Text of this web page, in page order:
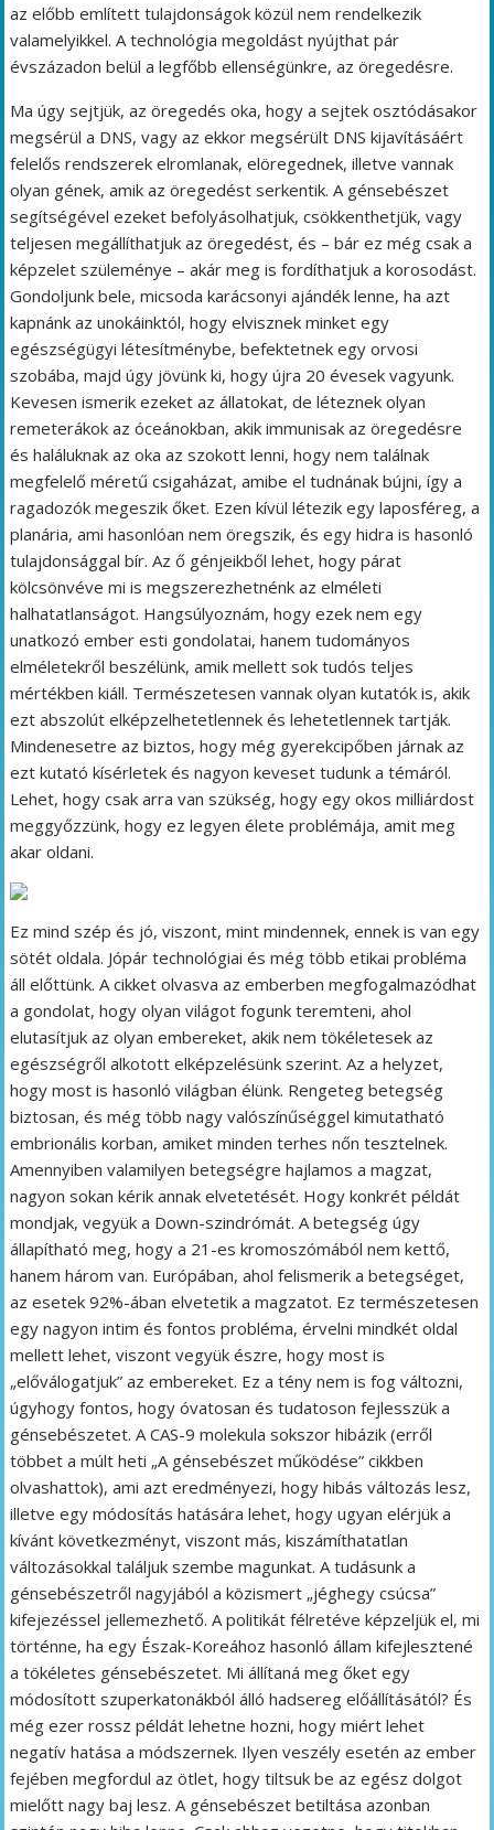
az előbb említett tulajdonságok közül nem rendelkezik
valamelyikkel. A technológia megoldást nyújthat pár
évszázadon belül a legfőbb ellenségünkre, az öregedésre.
Ma úgy sejtjük, az öregedés oka, hogy a sejtek osztódásakor
megsérül a DNS, vagy az ekkor megsérült DNS kijavításáért
felelős rendszerek elromlanak, elöregednek, illetve vannak
olyan gének, amik az öregedést serkentik. A génsebészet
segítségével ezeket befolyásolhatjuk, csökkenthetjük, vagy
teljesen megállíthatjuk az öregedést, és – bár ez még csak a
képzelet szüleménye – akár meg is fordíthatjuk a korosodást.
Gondoljunk bele, micsoda karácsonyi ajándék lenne, ha azt
kapnánk az unokáinktól, hogy elvisznek minket egy
egészségügyi létesítménybe, befektetnek egy orvosi
szobába, majd úgy jövünk ki, hogy újra 20 évesek vagyunk.
Kevesen ismerik ezeket az állatokat, de léteznek olyan
remeterákok az óceánokban, akik immunisak az öregedésre
és haláluknak az oka az szokott lenni, hogy nem találnak
megfelelő méretű csigaházat, amibe el tudnának bújni, így a
ragadozók megeszik őket. Ezen kívül létezik egy laposféreg, a
planária, ami hasonlóan nem öregszik, és egy hidra is hasonló
tulajdonsággal bír. Az ő génjeikből lehet, hogy párat
kölcsönvéve mi is megszerezhetnénk az elméleti
halhatatlanságot. Hangsúlyoznám, hogy ezek nem egy
unatkozó ember esti gondolatai, hanem tudományos
elméletekről beszélünk, amik mellett sok tudós teljes
mértékben kiáll. Természetesen vannak olyan kutatók is, akik
ezt abszolút elképzelhetetlennek és lehetetlennek tartják.
Mindenesetre az biztos, hogy még gyerekcipőben járnak az
ezt kutató kísérletek és nagyon keveset tudunk a témáról.
Lehet, hogy csak arra van szükség, hogy egy okos milliárdost
meggyőzzünk, hogy ez legyen élete problémája, amit meg
akar oldani.
Ez mind szép és jó, viszont, mint mindennek, ennek is van egy
sötét oldala. Jópár technológiai és még több etikai probléma
áll előttünk. A cikket olvasva az emberben megfogalmazódhat
a gondolat, hogy olyan világot fogunk teremteni, ahol
elutasítjuk az olyan embereket, akik nem tökéletesek az
egészségről alkotott elképzelésünk szerint. Az a helyzet,
hogy most is hasonló világban élünk. Rengeteg betegség
biztosan, és még több nagy valószínűséggel kimutatható
embrionális korban, amiket minden terhes nőn tesztelnek.
Amennyiben valamilyen betegségre hajlamos a magzat,
nagyon sokan kérik annak elvetetését. Hogy konkrét példát
mondjak, vegyük a Down-szindrómát. A betegség úgy
állapítható meg, hogy a 21-es kromoszómából nem kettő,
hanem három van. Európában, ahol felismerik a betegséget,
az esetek 92%-ában elvetetik a magzatot. Ez természetesen
egy nagyon intim és fontos probléma, érvelni mindkét oldal
mellett lehet, viszont vegyük észre, hogy most is
„előválogatjuk” az embereket. Ez a tény nem is fog változni,
úgyhogy fontos, hogy óvatosan és tudatoson fejlesszük a
génsebészetet. A CAS-9 molekula sokszor hibázik (erről
többet a múlt heti „A génsebészet működése” cikkben
olvashattok), ami azt eredményezi, hogy hibás változás lesz,
illetve egy módosítás hatására lehet, hogy ugyan elérjük a
kívánt következményt, viszont más, kiszámíthatatlan
változásokkal találjuk szembe magunkat. A tudásunk a
génsebészetről nagyjából a közismert „jéghegy csúcsa”
kifejezéssel jellemezhető. A politikát félretéve képzeljük el, mi
történne, ha egy Észak-Koreához hasonló állam kifejlesztené
a tökéletes génsebészetet. Mi állítaná meg őket egy
módosított szuperkatonákból álló hadsereg előállításától? És
még ezer rossz példát lehetne hozni, hogy miért lehet
negatív hatása a módszernek. Ilyen veszély esetén az ember
fejében megfordul az ötlet, hogy tiltsuk be az egész dolgot
mielőtt nagy baj lesz. A génsebészet betiltása azonban